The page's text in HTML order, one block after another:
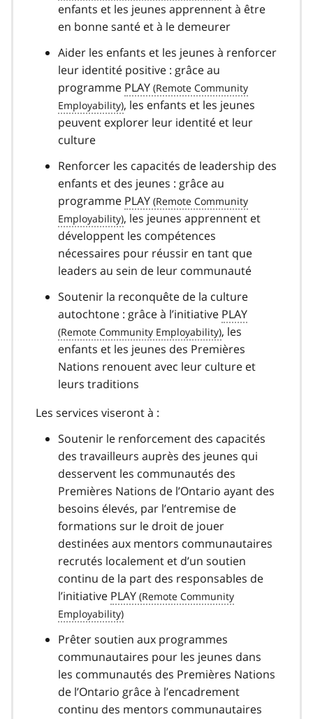
enfants et les jeunes apprennent à être
en bonne santé et à le demeurer
Aider les enfants et les jeunes à renforcer
leur identité positive : grâce au
programme PLAY
, les enfants et les jeunes
peuvent explorer leur identité et leur
culture
Renforcer les capacités de leadership des
enfants et des jeunes : grâce au
programme PLAY
, les jeunes apprennent et
développent les compétences
nécessaires pour réussir en tant que
leaders au sein de leur communauté
Soutenir la reconquête de la culture
autochtone : grâce à l’initiative PLAY
, les
enfants et les jeunes des Premières
Nations renouent avec leur culture et
leurs traditions
Les services viseront à :
Soutenir le renforcement des capacités
des travailleurs auprès des jeunes qui
desservent les communautés des
Premières Nations de l’Ontario ayant des
besoins élevés, par l’entremise de
formations sur le droit de jouer
destinées aux mentors communautaires
recrutés localement et d’un soutien
continu de la part des responsables de
l’initiative PLAY
Prêter soutien aux programmes
communautaires pour les jeunes dans
les communautés des Premières Nations
de l’Ontario grâce à l’encadrement
continu des mentors communautaires